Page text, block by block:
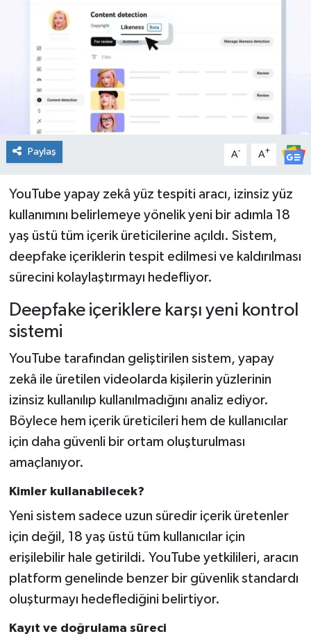
Paylaş A- A+
YouTube yapay zekâ yüz tespiti aracı, izinsiz yüz
kullanımını belirlemeye yönelik yeni bir adımla 18
yaş üstü tüm içerik üreticilerine açıldı. Sistem,
deepfake içeriklerin tespit edilmesi ve kaldırılması
sürecini kolaylaştırmayı hedefliyor.
Deepfake içeriklere karşı yeni kontrol
sistemi
YouTube tarafından geliştirilen sistem, yapay
zekâ ile üretilen videolarda kişilerin yüzlerinin
izinsiz kullanılıp kullanılmadığını analiz ediyor.
Böylece hem içerik üreticileri hem de kullanıcılar
için daha güvenli bir ortam oluşturulması
amaçlanıyor.
Kimler kullanabilecek?
Yeni sistem sadece uzun süredir içerik üretenler
için değil, 18 yaş üstü tüm kullanıcılar için
erişilebilir hale getirildi. YouTube yetkilileri, aracın
platform genelinde benzer bir güvenlik standardı
oluşturmayı hedeflediğini belirtiyor.
Kayıt ve doğrulama süreci
Teknoloji
Tatil ve Seyahat
Çevre
Okul Gazetesi